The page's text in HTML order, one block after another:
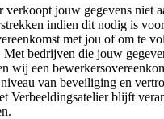
verkoopt jouw gegevens niet
indien dit nodig is
met jou of om te
bedrijven die jouw
wij een
van beveiliging en
Verbeeldingsatelier blijft